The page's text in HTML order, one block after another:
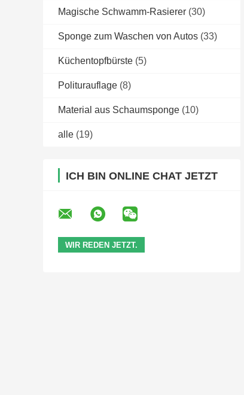
Magische Schwamm-Rasierer (30)
Sponge zum Waschen von Autos (33)
Küchentopfbürste (5)
Politurauflage (8)
Material aus Schaumsponge (10)
alle (19)
ICH BIN ONLINE CHAT JETZT